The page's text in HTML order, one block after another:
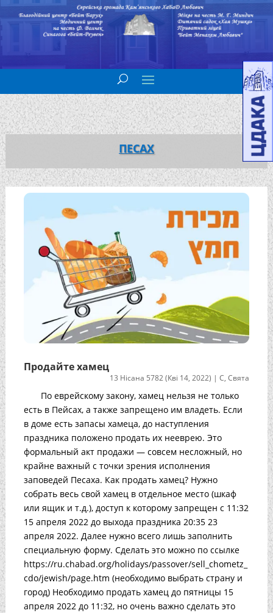
ПЕСАХ
Продайте хамец
13 Нісана 5782 (Кві 14, 2022) |С,Свята
По еврейскому закону, хамец нельзя не только
есть в Пейсах, а также запрещено им владеть. Если
в доме есть запасы хамеца, до наступления
праздника положено продать их нееврею. Это
формальный акт продажи — совсем несложный, но
крайне важный с точки зрения исполнения
заповедей Песаха. Как продать хамец? Нужно
собрать весь свой хамец в отдельное место (шкаф
или ящик и т.д.), доступ к которому запрещен с 11:32
15 апреля 2022 до выхода праздника 20:35 23
апреля 2022. Далее нужно всего лишь заполнить
специальную форму. Сделать это можно по ссылке
https://ru.chabad.org/holidays/passover/sell_chometz_
cdo/jewish/page.htm (необходимо выбрать страну и
город) Необходимо продать хамец до пятницы 15
апреля 2022 до 11:32, но очень важно сделать это